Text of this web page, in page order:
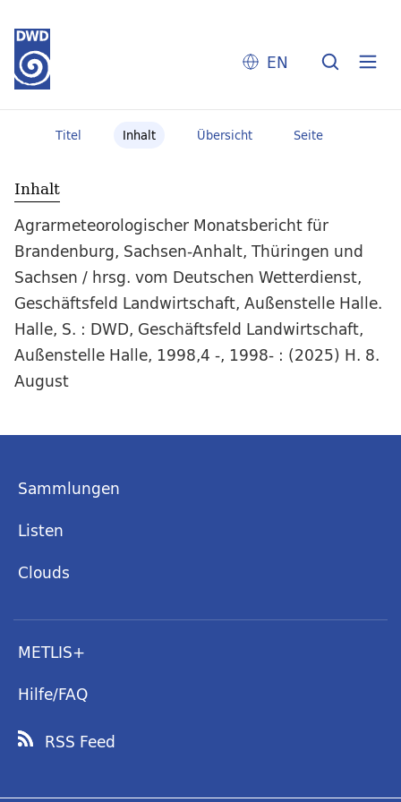
EN
Titel Inhalt Übersicht Seite
Inhalt
Agrarmeteorologischer Monatsbericht für
Brandenburg, Sachsen-Anhalt, Thüringen und
Sachsen / hrsg. vom Deutschen Wetterdienst,
Geschäftsfeld Landwirtschaft, Außenstelle Halle.
Halle, S. : DWD, Geschäftsfeld Landwirtschaft,
Außenstelle Halle, 1998,4 -, 1998- : (2025) H. 8.
August
Sammlungen
Listen
Clouds
METLIS+
Hilfe/FAQ
RSS Feed